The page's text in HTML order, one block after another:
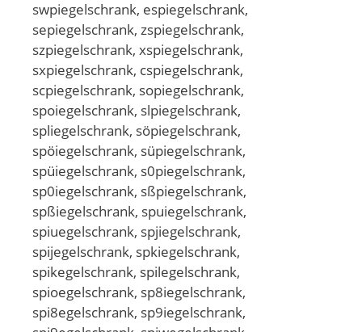
swpiegelschrank, espiegelschrank,
sepiegelschrank, zspiegelschrank,
szpiegelschrank, xspiegelschrank,
sxpiegelschrank, cspiegelschrank,
scpiegelschrank, sopiegelschrank,
spoiegelschrank, slpiegelschrank,
spliegelschrank, söpiegelschrank,
spöiegelschrank, süpiegelschrank,
spüiegelschrank, s0piegelschrank,
sp0iegelschrank, sßpiegelschrank,
spßiegelschrank, spuiegelschrank,
spiuegelschrank, spjiegelschrank,
spijegelschrank, spkiegelschrank,
spikegelschrank, spilegelschrank,
spioegelschrank, sp8iegelschrank,
spi8egelschrank, sp9iegelschrank,